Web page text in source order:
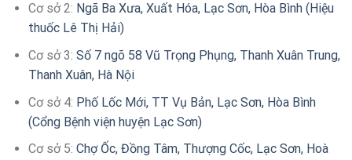
Cơ sở 2: Ngã Ba Xưa, Xuất Hóa, Lạc Sơn, Hòa Bình (Hiệu
thuốc Lê Thị Hải)
Cơ sở 3: Số 7 ngõ 58 Vũ Trọng Phụng, Thanh Xuân Trung,
Thanh Xuân, Hà Nội
Cơ sở 4: Phố Lốc Mới, TT Vụ Bản, Lạc Sơn, Hòa Bình
(Cổng Bệnh viện huyện Lạc Sơn)
Cơ sở 5: Chợ Ốc, Đồng Tâm, Thượng Cốc, Lạc Sơn, Hoà